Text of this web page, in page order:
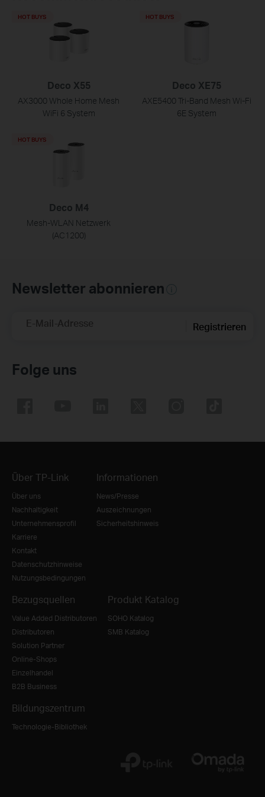
Deco X55
AX3000 Whole Home Mesh
WiFi 6 System
HOT BUYS
Deco XE75
AXE5400 Tri-Band Mesh Wi-Fi
6E System
HOT BUYS
Deco M4
Mesh-WLAN Netzwerk
(AC1200)
HOT BUYS
Newsletter abonnieren
E-Mail-Adresse Registrieren
Folge uns
Über TP-Link
Über uns
Nachhaltigkeit
Unternehmensprofil
Karriere
Kontakt
Datenschutzhinweise
Nutzungsbedingungen
Informationen
News/Presse
Auszeichnungen
Sicherheitshinweis
Bezugsquellen
Value Added Distributoren
Distributoren
Solution Partner
Online-Shops
Einzelhandel
B2B Business
Produkt Katalog
SOHO Katalog
SMB Katalog
Bildungszentrum
Technologie-Bibliothek